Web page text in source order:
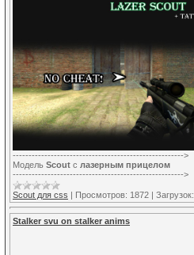
------------------------------------------------------>
Модель Scout с лазерным прицелом
------------------------------------------------------>
Scout для css | Просмотров: 1872 | Загрузок:
Stalker svu on stalker anims